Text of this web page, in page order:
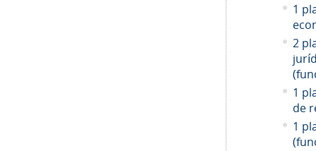
1
2
1
de
1